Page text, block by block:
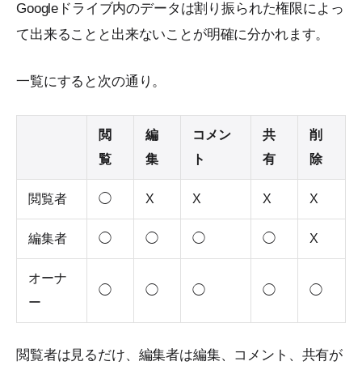
Googleドライブ内のデータは割り振られた権限によっ
て出来ることと出来ないことが明確に分かれます。
一覧にすると次の通り。
閲
覧
編
集
コメン
ト
共
有
削
除
閲覧者 ◯ X X X X
編集者 ◯ ◯ ◯ ◯ X
オーナ
ー
◯ ◯ ◯ ◯ ◯
閲覧者は見るだけ、編集者は編集、コメント、共有が